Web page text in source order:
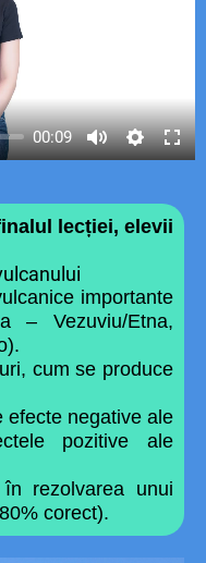
00:09
lecției, elevii
importante
– Vezuviu/Etna,
cum se produce
efecte negative ale
pozitive ale
rezolvarea unui
corect).